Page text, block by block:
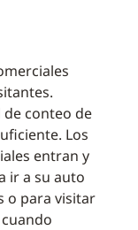
conteo de
Los
entran y
ir a su auto
o para visitar